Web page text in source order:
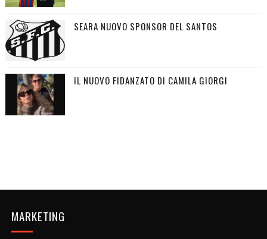
SEARA NUOVO SPONSOR DEL SANTOS
IL NUOVO FIDANZATO DI CAMILA GIORGI
MARKETING